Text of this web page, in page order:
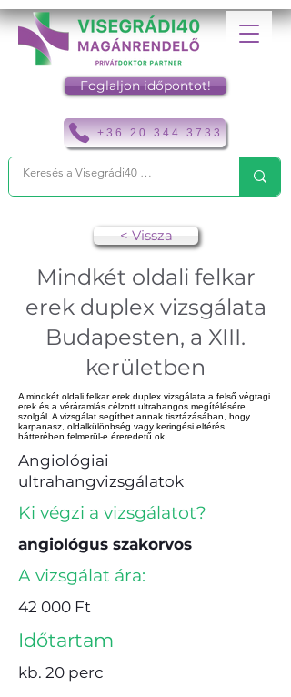
+36 20 344 3733
Foglaljon időpontot!
< Vissza
Mindkét oldali felkar
erek duplex vizsgálata
Budapesten, a XIII.
kerületben
A mindkét oldali felkar erek duplex vizsgálata a felső végtagi
erek és a véráramlás célzott ultrahangos megítélésére
szolgál. A vizsgálat segíthet annak tisztázásában, hogy
karpanasz, oldalkülönbség vagy keringési eltérés
hátterében felmerül-e éreredetű ok.
Angiológiai
ultrahangvizsgálatok
Ki végzi a vizsgálatot?
angiológus szakorvos
A vizsgálat ára:
42 000 Ft
Időtartam
kb. 20 perc